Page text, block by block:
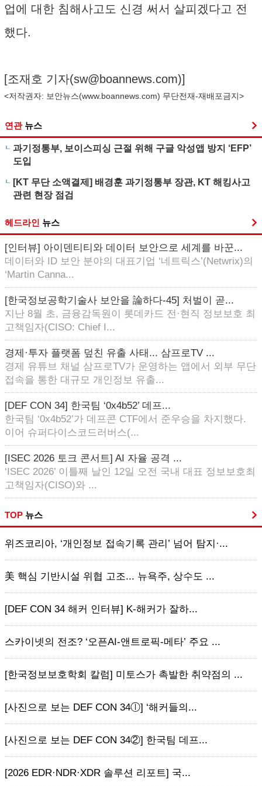
업에 대한 침해사고도 신경 써서 살피겠다고 전
했다.
[조재호 기자(sw@boannews.com)]
<저작권자: 보안뉴스(www.boannews.com) 무단전재-재배포금지>
연관 뉴스
과기정통부, 보이스피싱 근절 위해 구글 악성앱 방지 ‘EFP’
도입
[KT 무단 소액결제] 배경훈 과기정통부 장관, KT 해킹사고
관련 현장 점검
헤드라인 뉴스
[인터뷰] 아이덴티티와 데이터 보안으로 세계를 바꾼...
데이터와 ID 보안 분야의 대표기업 ‘네트릭스’(Netwrix)의
‘Martin Canna...
[한국정보공학기술사 보안을 論하다-45] 처벌이 곧...
지난 8월 초, 금융감독원이 롯데카드 전·현직 정보보호 최
고책임자(CISO: Chief I...
경제·투자 플랫폼 덮친 유출 사태... 삼프로TV ...
경제 유튜브 채널 삼프로TV가 운영하는 앱에서 외부 무단
접속을 통한 대규모 개인정보 유출...
[DEF CON 34] 한국팀 ‘0x4b52’ 데프...
한국팀 ‘0x4b52’가 데프콘 CTF에서 준우승을 차지했다.
이어 슈퍼다이스코드러버스(...
[ISEC 2026 토크 콘서트] AI 자율 공격 ...
‘ISEC 2026’ 이틀째 날인 12일 오전 국내 대표 정보보호최
고책임자(CISO)와 ...
TOP 뉴스
위즈코리아, ‘개인정보 접속기록 관리’ 넘어 탐지·...
美 핵심 기반시설 위협 고조... 뉴욕주, 상수도 ...
[DEF CON 34 해커 인터뷰] K-해커가 잘하...
스카이넷의 전조? ‘오픈AI-앤트로픽-메타’ 주요 ...
[한국정보보호학회 칼럼] 미토스가 촉발한 취약점의 ...
[사진으로 보는 DEF CON 34ⓛ] ‘해커들의...
[사진으로 보는 DEF CON 34②] 한국팀 데프...
[2026 EDR·NDR·XDR 솔루션 리포트] 국...